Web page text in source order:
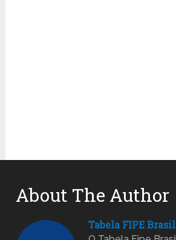
About The Author
Tabela FIPE Brasil